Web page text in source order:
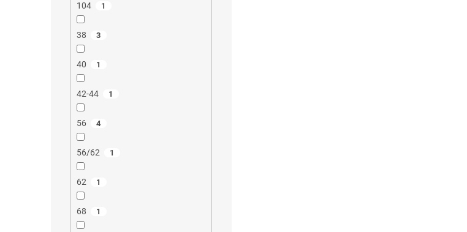
104 1
38 3
40 1
42-44 1
56 4
56/62 1
62 1
68 1